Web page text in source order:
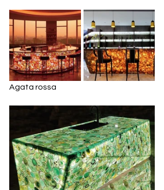
Agata rossa